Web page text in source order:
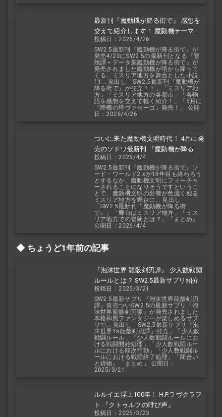
最新刊『魔動機が降る街で』 感想を
交えて紹介します！ 魔動機テーマの
小説！ おもしろいデータも多数！
投稿日：2026/4/26
SW2.5最新刊『魔動機が降る街で』が
発売4/20にSW2.5の最新刊となる『冒
険譚＋データ集魔動機が降る街で』が
発売されました魔動機が塔から降って
くる、ミスリア地方を舞台とした小説
11... 見出し「SW2.5最新刊『魔動機が
降る街で』が発売！！」「ミスリア地
方」「ミスリア地方の各都市」「各物
語を感想を交えて軽く紹介！」「6月に
『降機の塔ヴァセーゴ』発売！」 公開
日：2026/4/26
ついに来た魔動機文明時代！ 4月に発
売のソドワ最新刊 『魔動機が降る街
で』 紹介・予想・考察！
投稿日：2026/4/4
SW2.5最新刊『魔動機が降る街で』ソ
ード・ワールド2.xが18年目も終わろう
とするなか、魔動機文明にフィーチャ
ーされることになりそうですというこ
とで、魔動機文明の影響が色濃く残る
ミスリア地方を舞台に... 見出し
「SW2.5最新刊『魔動機が降る街
で』」「舞台はミスリア地方」「ミス
リア地方での冒険とは？」「まとめ」
公開日：2026/4/4
ちょうど1年前の記事
『泡沫世界 龍骸剣刃譚』 少人数戦闘
ルールとは？ SW2.5最新サプリ紹介
投稿日：2025/3/21
SW2.5最新サプリ『泡沫世界龍骸剣刃
譚』発売ついSW2.5の最新サプリ『泡
沫世界龍骸剣刃譚』が発売されました
本格和風ファンタジーが楽しめるサプ
リで... 見出し「SW2.5最新サプリ『泡
沫世界¥s龍骸剣刃譚』発売」「少人数
戦闘ルール」「少人数戦闘ルールにお
ける戦闘開始処理」「少人数戦闘ルー
ルにおける順次行動」「少人数戦闘ル
ールにおける戦闘終了処理」「間合い
と得物」「まとめ」 公開日：
2025/3/21
ルルイエ浮上100年！ H.P.ラヴクラフ
ト 『クトゥルフの呼び声』
投稿日：2025/3/23